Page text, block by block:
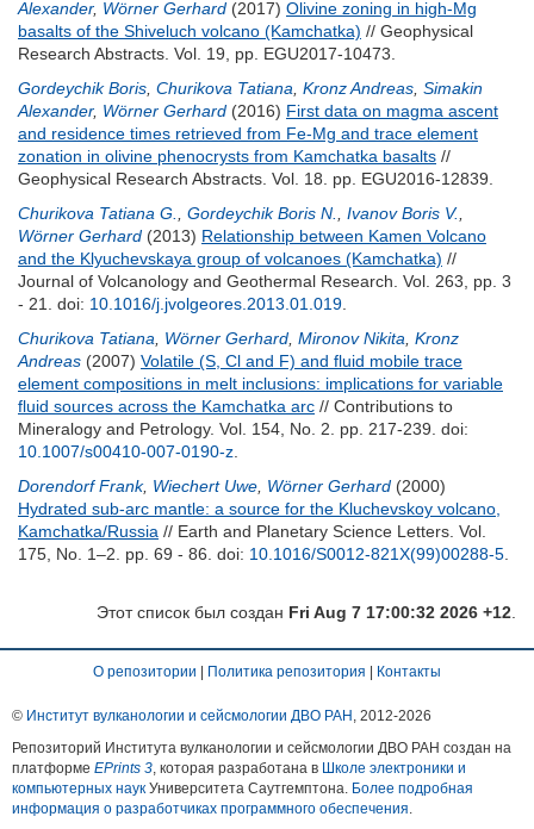
Alexander, Wörner Gerhard (2017) Olivine zoning in high-Mg
basalts of the Shiveluch volcano (Kamchatka) // Geophysical
Research Abstracts. Vol. 19, pp. EGU2017-10473.
Gordeychik Boris Churikova Tatiana Kronz Andreas Simakin
Alexander, Wörner Gerhard (2016) First data on magma ascent
and residence times retrieved from Fe-Mg and trace element
zonation in olivine phenocrysts from Kamchatka basalts //
Geophysical Research Abstracts. Vol. 18. pp. EGU2016-12839.
Churikova Tatiana G.
Gordeychik Boris N. Ivanov Boris V.
Wörner Gerhard (2013) Relationship between Kamen Volcano
and the Klyuchevskaya group of volcanoes (Kamchatka) //
Journal of Volcanology and Geothermal Research. Vol. 263, pp. 3
- 21. doi: 10.1016/j.jvolgeores.2013.01.019
Churikova Tatiana
Wörner Gerhard Mironov Nikita Kronz
Andreas (2007) Volatile (S, Cl and F) and fluid mobile trace
element compositions in melt inclusions: implications for variable
fluid sources across the Kamchatka arc // Contributions to
Mineralogy and Petrology. Vol. 154, No. 2. pp. 217-239. doi:
10.1007/s00410-007-0190-z
Dorendorf Frank, Wiechert Uwe Wörner Gerhard (2000)
Hydrated sub-arc mantle: a source for the Kluchevskoy volcano,
Kamchatka/Russia // Earth and Planetary Science Letters. Vol.
175, No. 1–2. pp. 69 - 86. doi: 10.1016/S0012-821X(99)00288-5
Этот список был создан Fri Aug 7 17:00:32 2026 +12
О репозитории Политика репозитория Контакты
© Институт вулканологии и сейсмологии ДВО РАН , 2012-2026
Репозиторий Института вулканологии и сейсмологии ДВО РАН создан на
платформе EPrints 3, которая разработана в Школе электроники и
компьютерных наук Университета Саутгемптона. Более подробная
информация о разработчиках программного обеспечения.